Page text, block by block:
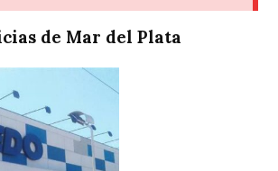
de Mar del Plata